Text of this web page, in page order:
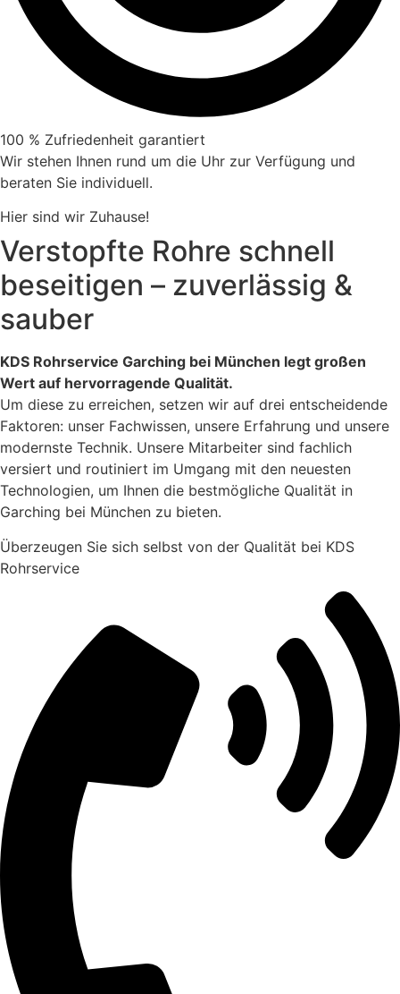
100 % Zufriedenheit garantiert
Wir stehen Ihnen rund um die Uhr zur Verfügung und
beraten Sie individuell.
Hier sind wir Zuhause!
Verstopfte Rohre schnell
beseitigen – zuverlässig &
sauber
KDS Rohrservice Garching bei München legt großen
Wert auf hervorragende Qualität.
Um diese zu erreichen, setzen wir auf drei entscheidende
Faktoren: unser Fachwissen, unsere Erfahrung und unsere
modernste Technik. Unsere Mitarbeiter sind fachlich
versiert und routiniert im Umgang mit den neuesten
Technologien, um Ihnen die bestmögliche Qualität in
Garching bei München zu bieten.
Überzeugen Sie sich selbst von der Qualität bei KDS
Rohrservice